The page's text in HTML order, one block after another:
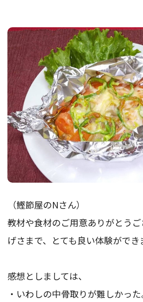
（鰹節屋のNさん）
教材や食材のご用意ありがとう
げさまで、とても良い体験ができ
感想としましては、
・いわしの中骨取りが難しかった